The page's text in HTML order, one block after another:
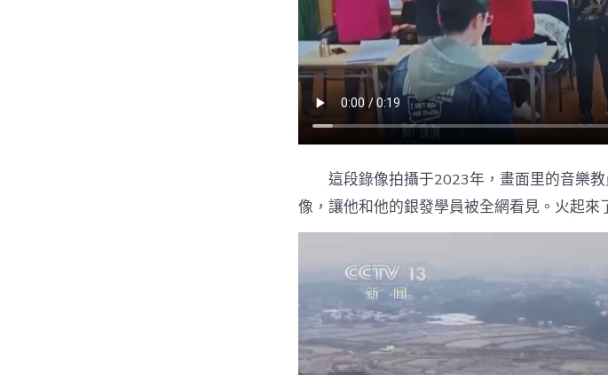
課
&
包
養
網
站
是
對
“
何
老
暖
和
的
中
這段錄像拍攝于2023年，畫面里的音樂
像，讓他和他的銀發學員被全網看見。火起來